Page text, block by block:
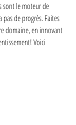
sont le moteur de
de progrès. Faites
domaine, en innovant
Voici